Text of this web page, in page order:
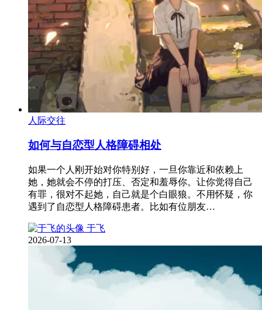
人际交往
如何与自恋型人格障碍相处
如果一个人刚开始对你特别好，一旦你靠近和依赖上
她，她就会不停的打压、否定和羞辱你。让你觉得自己
有罪，很对不起她，自己就是个白眼狼。不用怀疑，你
遇到了自恋型人格障碍患者。比如有位朋友…
于飞
2026-07-13